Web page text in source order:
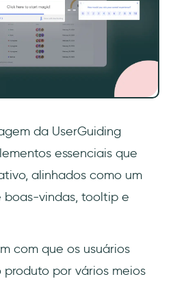
da UserGuiding
essenciais que
alinhados como um
boas-vindas, tooltip e
com que os usuários
produto por vários meios